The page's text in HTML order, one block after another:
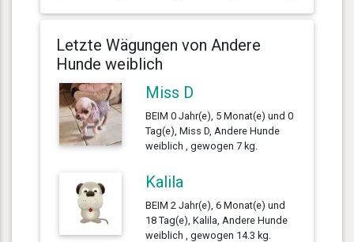
Letzte Wägungen von Andere
Hunde weiblich
Miss D
BEIM 0 Jahr(e), 5 Monat(e) und 0
Tag(e), Miss D, Andere Hunde
weiblich , gewogen 7 kg.
Kalila
BEIM 2 Jahr(e), 6 Monat(e) und
18 Tag(e), Kalila, Andere Hunde
weiblich , gewogen 14.3 kg.